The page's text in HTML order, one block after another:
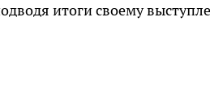
итоги своему